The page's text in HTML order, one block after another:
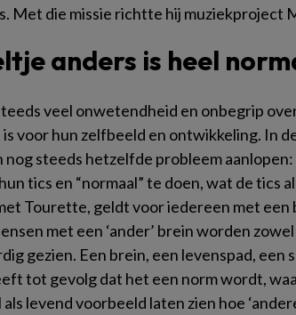
Met die missie richtte hij muziekproject
anders is heel
veel onwetendheid en onbegrip
voor hun zelfbeeld en ontwikkeling. In
nog steeds hetzelfde probleem
tics en “normaal” te doen, wat de tics
Tourette, geldt voor iedereen met een
met een ‘ander’ brein worden
gezien. Een brein, een levenspad, een
tot gevolg dat het een norm wordt,
levend voorbeeld laten zien hoe